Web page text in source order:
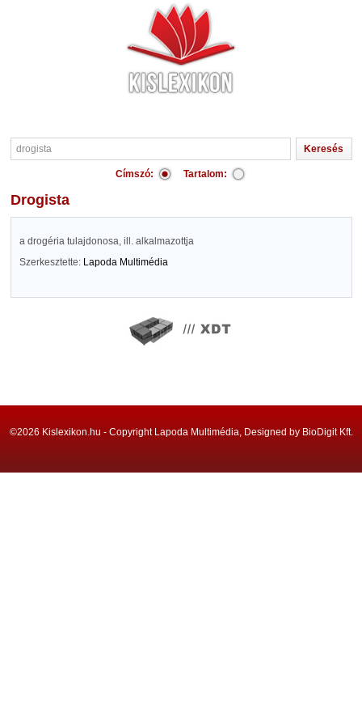
Címszó: Tartalom:
drogista
a drogéria tulajdonosa, ill. alkalmazottja
Szerkesztette: Lapoda Multimédia
©2026 Kislexikon.hu - Copyright Lapoda Multimédia, Designed by BioDigit Kft.